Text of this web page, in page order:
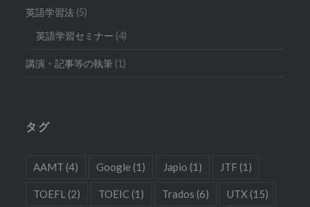
英語学習法 (5)
英語学習セミナー (4)
講演・記事等の執筆 (1)
タグ
AAMT (4) Google (1) Japio (1) JTF(1)
TOEFL (2) TOEIC(1) Trados (6) UTX (15)